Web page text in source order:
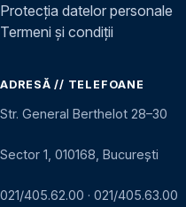
Protecția datelor personale
Termeni și condiții
ADRESĂ // TELEFOANE
Str. General Berthelot 28–30
Sector 1, 010168, București
021/405.62.00 · 021/405.63.00